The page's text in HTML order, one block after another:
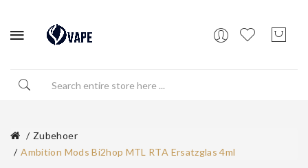
Zubehoer
Ambition Mods Bi2hop MTL RTA Ersatzglas 4ml